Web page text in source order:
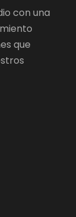
con una
que